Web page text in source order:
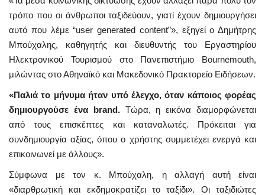
τρόπο που οι άνθρωποι ταξιδεύουν, γιατί έχουν δημιουργήσει
αυτό που λέμε “user generated content”», εξηγεί ο Δημήτρης
Μπούχαλης, καθηγητής και διευθυντής του Εργαστηρίου
Ηλεκτρονικού Τουρισμού στο Πανεπιστήμιο Bournemouth,
μιλώντας στο Αθηναϊκό και Μακεδονικό Πρακτορείο Ειδήσεων.
«Παλιά το μήνυμα ήταν υπό έλεγχο, όταν κάποιος φορέας
δημιουργούσε ένα brand. Τώρα, η εικόνα διαμορφώνεται
από τους επισκέπτες και καταναλωτές. Πρόκειται για
συνδημιουργία αξίας, όπου ο χρήστης συμμετέχει ενεργά και
επικοινωνεί με άλλους».
Σύμφωνα με τον κ. Μπούχαλη, η αλλαγή αυτή είναι
«διαρθρωτική και εκδημοκρατίζει το ταξίδι». Οι ταξιδιώτες